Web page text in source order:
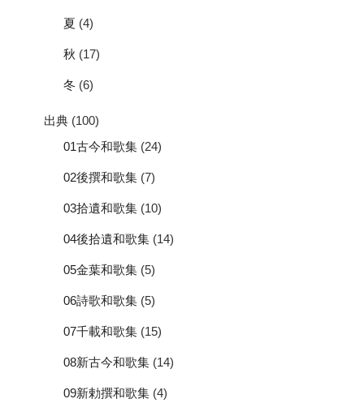
夏 (4)
秋 (17)
冬 (6)
出典 (100)
01古今和歌集 (24)
02後撰和歌集 (7)
03拾遺和歌集 (10)
04後拾遺和歌集 (14)
05金葉和歌集 (5)
06詩歌和歌集 (5)
07千載和歌集 (15)
08新古今和歌集 (14)
09新勅撰和歌集 (4)